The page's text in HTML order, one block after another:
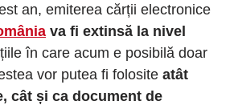
an, emiterea cărții electronice
va fi extinsă la nivel
în care acum e posibilă doar
vor putea fi folosite atât
cât și ca document de